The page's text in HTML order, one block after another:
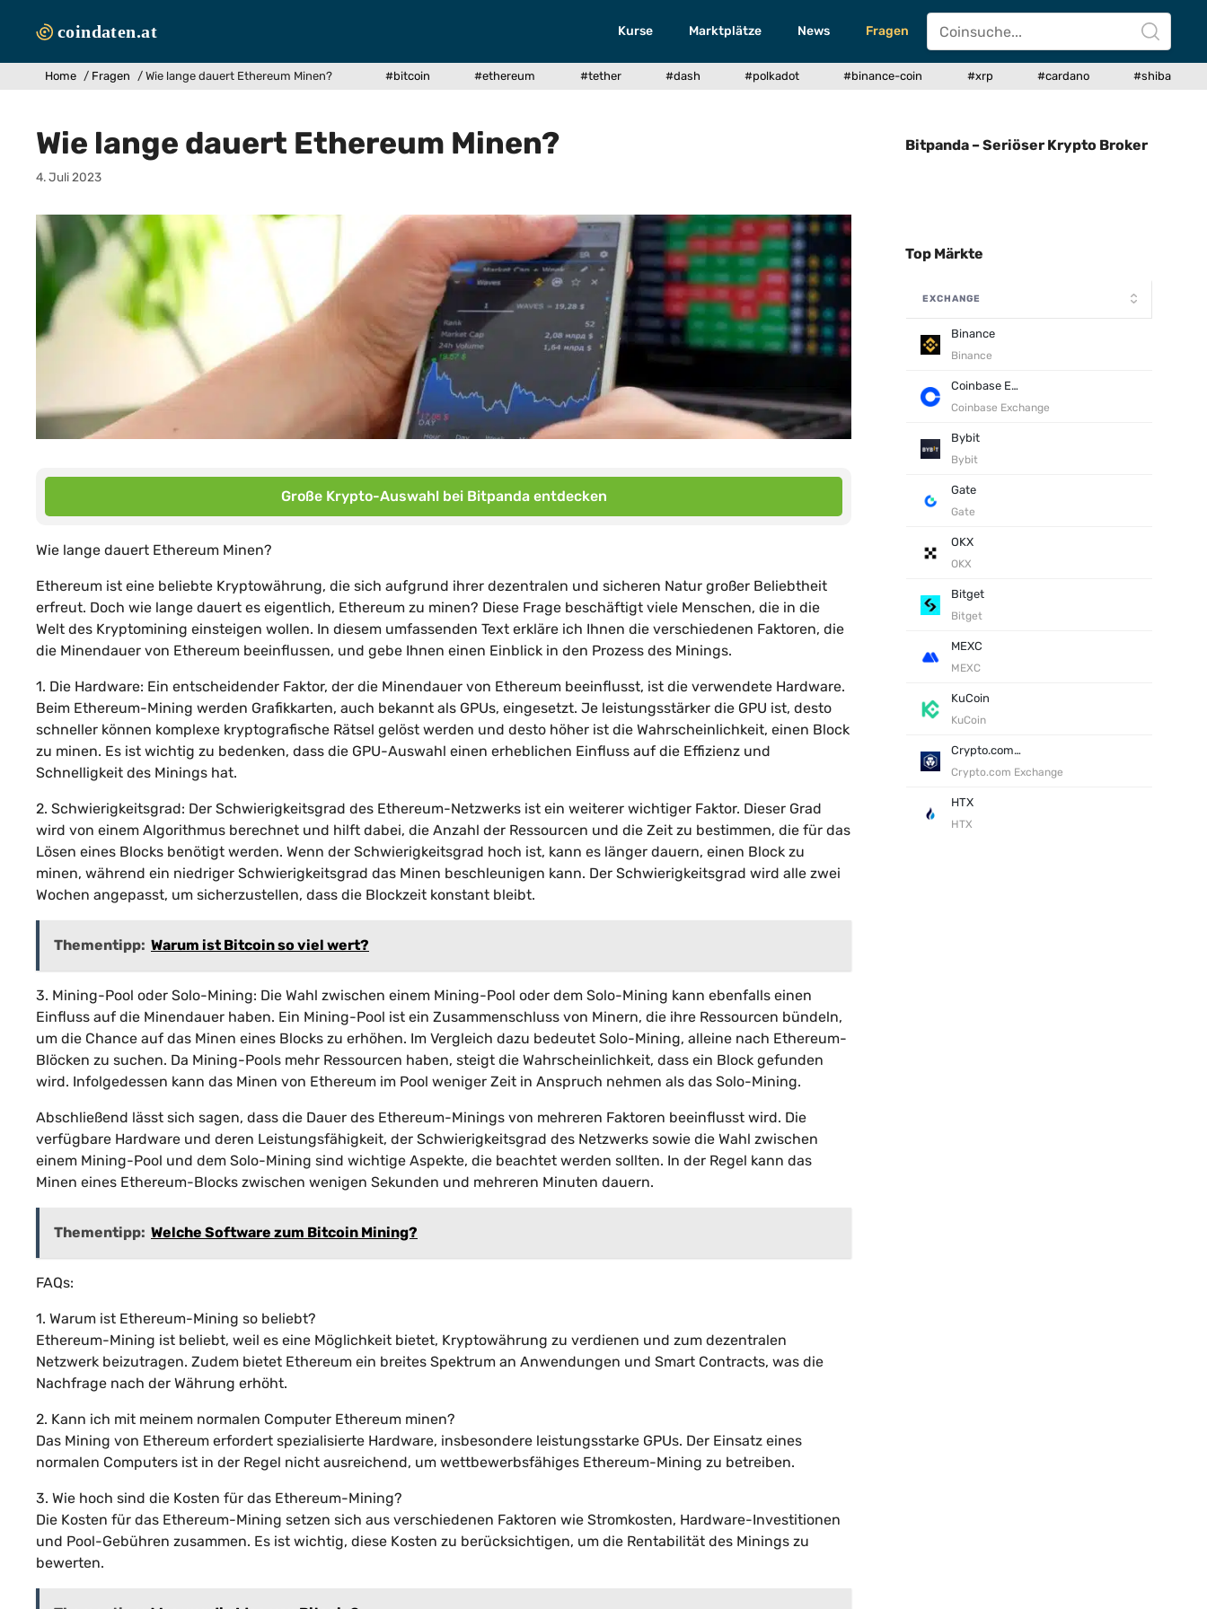
Inhalt
Kurse Marktplätze News Fragen
Home / Fragen / Wie lange dauert Ethereum Minen? #bitcoin #ethereum #tether #dash #polkadot #binance-coin #xrp #cardano #shiba
Wie lange dauert Ethereum Minen?
4. Juli 2023
Große Krypto-Auswahl bei Bitpanda entdecken
Wie lange dauert Ethereum Minen?
Ethereum ist eine beliebte Kryptowährung, die sich aufgrund ihrer dezentralen und sicheren Natur großer Beliebtheit
erfreut. Doch wie lange dauert es eigentlich, Ethereum zu minen? Diese Frage beschäftigt viele Menschen, die in die
Welt des Kryptomining einsteigen wollen. In diesem umfassenden Text erkläre ich Ihnen die verschiedenen Faktoren, die
die Minendauer von Ethereum beeinflussen, und gebe Ihnen einen Einblick in den Prozess des Minings.
1. Die Hardware: Ein entscheidender Faktor, der die Minendauer von Ethereum beeinflusst, ist die verwendete Hardware.
Beim Ethereum-Mining werden Grafikkarten, auch bekannt als GPUs, eingesetzt. Je leistungsstärker die GPU ist, desto
schneller können komplexe kryptografische Rätsel gelöst werden und desto höher ist die Wahrscheinlichkeit, einen Block
zu minen. Es ist wichtig zu bedenken, dass die GPU-Auswahl einen erheblichen Einfluss auf die Effizienz und
Schnelligkeit des Minings hat.
2. Schwierigkeitsgrad: Der Schwierigkeitsgrad des Ethereum-Netzwerks ist ein weiterer wichtiger Faktor. Dieser Grad
wird von einem Algorithmus berechnet und hilft dabei, die Anzahl der Ressourcen und die Zeit zu bestimmen, die für das
Lösen eines Blocks benötigt werden. Wenn der Schwierigkeitsgrad hoch ist, kann es länger dauern, einen Block zu
minen, während ein niedriger Schwierigkeitsgrad das Minen beschleunigen kann. Der Schwierigkeitsgrad wird alle zwei
Wochen angepasst, um sicherzustellen, dass die Blockzeit konstant bleibt.
Thementipp: Warum ist Bitcoin so viel wert?
3. Mining-Pool oder Solo-Mining: Die Wahl zwischen einem Mining-Pool oder dem Solo-Mining kann ebenfalls einen
Einfluss auf die Minendauer haben. Ein Mining-Pool ist ein Zusammenschluss von Minern, die ihre Ressourcen bündeln,
um die Chance auf das Minen eines Blocks zu erhöhen. Im Vergleich dazu bedeutet Solo-Mining, alleine nach Ethereum-
Blöcken zu suchen. Da Mining-Pools mehr Ressourcen haben, steigt die Wahrscheinlichkeit, dass ein Block gefunden
wird. Infolgedessen kann das Minen von Ethereum im Pool weniger Zeit in Anspruch nehmen als das Solo-Mining.
Abschließend lässt sich sagen, dass die Dauer des Ethereum-Minings von mehreren Faktoren beeinflusst wird. Die
verfügbare Hardware und deren Leistungsfähigkeit, der Schwierigkeitsgrad des Netzwerks sowie die Wahl zwischen
einem Mining-Pool und dem Solo-Mining sind wichtige Aspekte, die beachtet werden sollten. In der Regel kann das
Minen eines Ethereum-Blocks zwischen wenigen Sekunden und mehreren Minuten dauern.
Thementipp: Welche Software zum Bitcoin Mining?
FAQs:
1. Warum ist Ethereum-Mining so beliebt?
Ethereum-Mining ist beliebt, weil es eine Möglichkeit bietet, Kryptowährung zu verdienen und zum dezentralen
Netzwerk beizutragen. Zudem bietet Ethereum ein breites Spektrum an Anwendungen und Smart Contracts, was die
Nachfrage nach der Währung erhöht.
2. Kann ich mit meinem normalen Computer Ethereum minen?
Das Mining von Ethereum erfordert spezialisierte Hardware, insbesondere leistungsstarke GPUs. Der Einsatz eines
normalen Computers ist in der Regel nicht ausreichend, um wettbewerbsfähiges Ethereum-Mining zu betreiben.
3. Wie hoch sind die Kosten für das Ethereum-Mining?
Die Kosten für das Ethereum-Mining setzen sich aus verschiedenen Faktoren wie Stromkosten, Hardware-Investitionen
und Pool-Gebühren zusammen. Es ist wichtig, diese Kosten zu berücksichtigen, um die Rentabilität des Minings zu
bewerten.
Bitpanda – Seriöser Krypto Broker
Top Märkte
EXCHANGE
Binance
Binance
Coinbase Exchange
Coinbase Exchange
Bybit
Bybit
Gate
Gate
OKX
OKX
Bitget
Bitget
MEXC
MEXC
KuCoin
KuCoin
Crypto.com Exchange
Crypto.com Exchange
HTX
HTX